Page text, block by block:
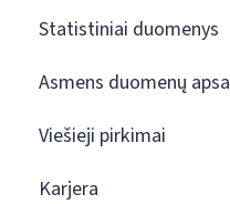
Statistiniai duomenys
Asmens duomenų
Viešieji pirkimai
Karjera